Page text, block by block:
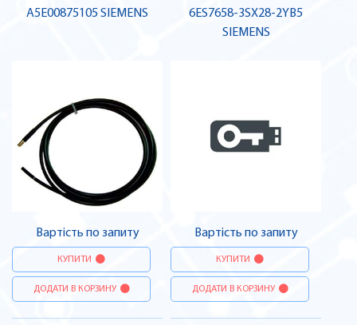
A5E00875105 SIEMENS
Вартість по запиту
КУПИТИ
ДОДАТИ В КОРЗИНУ
6ES7658-3SX28-2YB5
SIEMENS
Вартість по запиту
КУПИТИ
ДОДАТИ В КОРЗИНУ